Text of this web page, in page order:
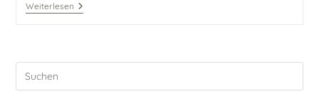
Weiterlesen